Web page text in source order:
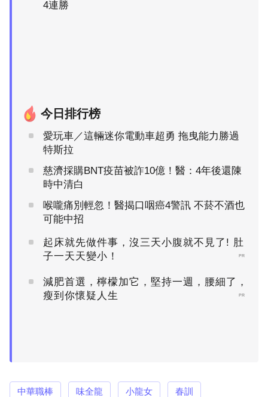
4連勝
今日排行榜
愛玩車／這輛迷你電動車超勇 拖曳能力勝過
特斯拉
慈濟採購BNT疫苗被詐10億！醫：4年後還陳
時中清白
喉嚨痛別輕忽！醫揭口咽癌4警訊 不菸不酒也
可能中招
起床就先做件事，沒三天小腹就不見了! 肚
子一天天變小！
PR
減肥首選，檸檬加它，堅持一週，腰細了，
瘦到你懷疑人生
PR
中華職棒 味全龍 小龍女 春訓